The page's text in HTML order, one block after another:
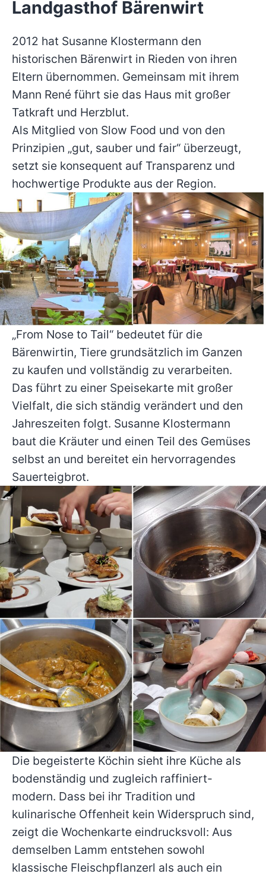
Landgasthof Bärenwirt
2012 hat Susanne Klostermann den
historischen Bärenwirt in Rieden von ihren
Eltern übernommen. Gemeinsam mit ihrem
Mann René führt sie das Haus mit großer
Tatkraft und Herzblut.
Als Mitglied von Slow Food und von den
Prinzipien „gut, sauber und fair“ überzeugt,
setzt sie konsequent auf Transparenz und
hochwertige Produkte aus der Region.
„From Nose to Tail“ bedeutet für die
Bärenwirtin, Tiere grundsätzlich im Ganzen
zu kaufen und vollständig zu verarbeiten.
Das führt zu einer Speisekarte mit großer
Vielfalt, die sich ständig verändert und den
Jahreszeiten folgt. Susanne Klostermann
baut die Kräuter und einen Teil des Gemüses
selbst an und bereitet ein hervorragendes
Sauerteigbrot.
Die begeisterte Köchin sieht ihre Küche als
bodenständig und zugleich raffiniert-
modern. Dass bei ihr Tradition und
kulinarische Offenheit kein Widerspruch sind,
zeigt die Wochenkarte eindrucksvoll: Aus
demselben Lamm entstehen sowohl
klassische Fleischpflanzerl als auch ein